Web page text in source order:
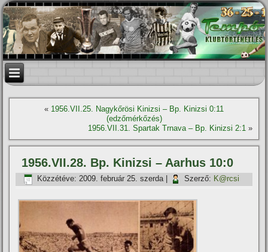
« 1956.VII.25. Nagykőrösi Kinizsi – Bp. Kinizsi 0:11
(edzőmérkőzés)
1956.VII.31. Spartak Trnava – Bp. Kinizsi 2:1»
1956.VII.28. Bp. Kinizsi – Aarhus 10:0
Közzétéve: 2009. február 25. szerda| Szerző: K@rcsi